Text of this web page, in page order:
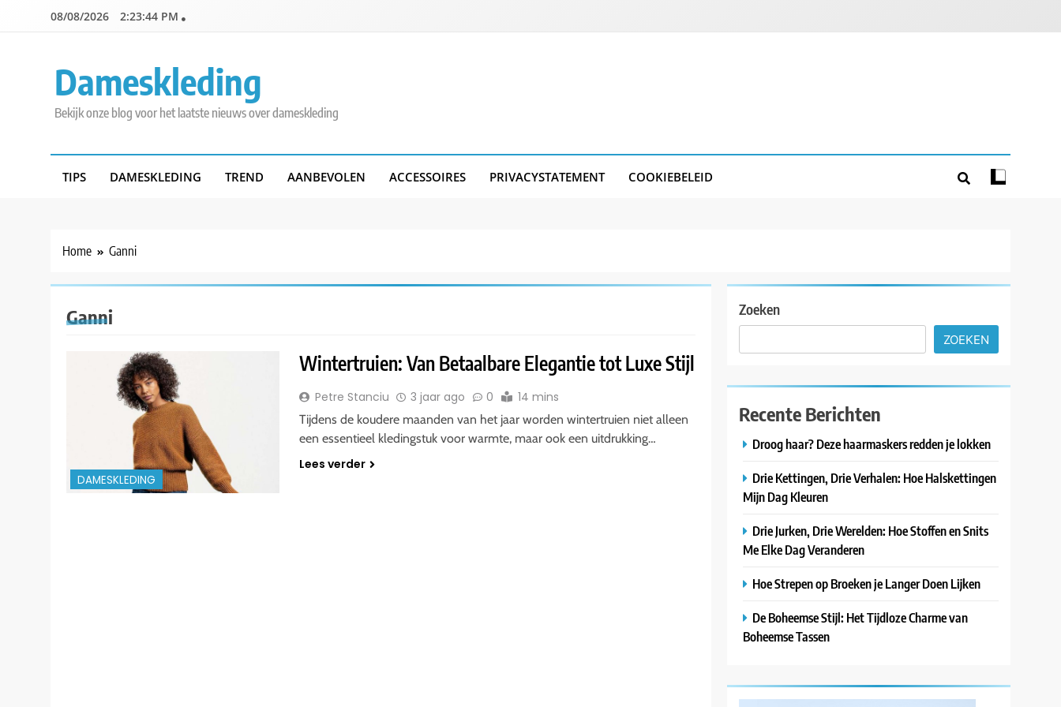
08/08/2026 2:23:44 PM
Dameskleding
Bekijk onze blog voor het laatste nieuws over dameskleding
TIPS DAMESKLEDING TREND AANBEVOLEN ACCESSOIRES PRIVACYSTATEMENT COOKIEBELEID
Home Ganni
Ganni
DAMESKLEDING
Wintertruien: Van Betaalbare Elegantie tot Luxe Stijl
Petre Stanciu 3 jaar ago 0 14 mins
Tijdens de koudere maanden van het jaar worden wintertruien niet alleen
een essentieel kledingstuk voor warmte, maar ook een uitdrukking…
Lees verder
Zoeken
ZOEKEN
Recente Berichten
Droog haar? Deze haarmaskers redden je lokken
Drie Kettingen, Drie Verhalen: Hoe Halskettingen
Mijn Dag Kleuren
Drie Jurken, Drie Werelden: Hoe Stoffen en Snits
Me Elke Dag Veranderen
Hoe Strepen op Broeken je Langer Doen Lijken
De Boheemse Stijl: Het Tijdloze Charme van
Boheemse Tassen